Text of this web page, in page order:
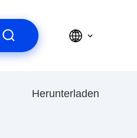
Herunterladen